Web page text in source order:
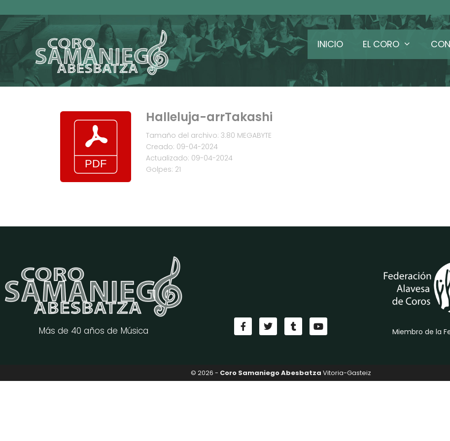
INICIO EL CORO
Halleluja-arrTakashi
Tamaño del archivo: 3.80 MEGABYTE
Creado: 09-04-2024
Actualizado: 09-04-2024
Golpes: 21
Más de 40 años de Música Miembro de la
© 2026 - Coro Samaniego Abesbatza Vitoria-Gasteiz